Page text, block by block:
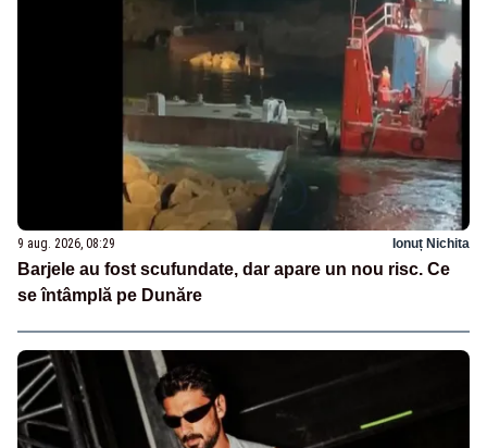
9 aug. 2026, 08:29 Ionuț Nichita
Barjele au fost scufundate, dar apare un nou risc. Ce
se întâmplă pe Dunăre